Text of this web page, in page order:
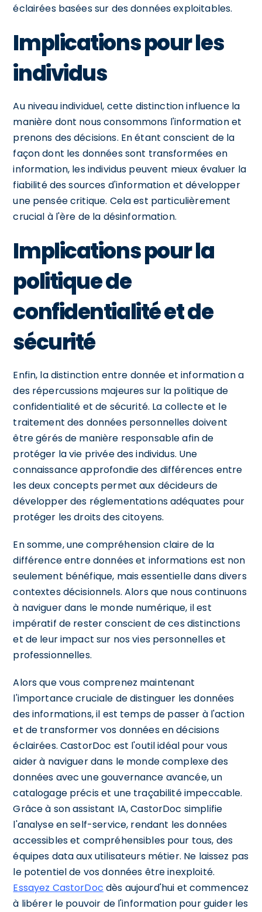
éclairées basées sur des données exploitables.
Implications pour les
individus
Au niveau individuel, cette distinction influence la
manière dont nous consommons l'information et
prenons des décisions. En étant conscient de la
façon dont les données sont transformées en
information, les individus peuvent mieux évaluer la
fiabilité des sources d'information et développer
une pensée critique. Cela est particulièrement
crucial à l'ère de la désinformation.
Implications pour la
politique de
confidentialité et de
sécurité
Enfin, la distinction entre donnée et information a
des répercussions majeures sur la politique de
confidentialité et de sécurité. La collecte et le
traitement des données personnelles doivent
être gérés de manière responsable afin de
protéger la vie privée des individus. Une
connaissance approfondie des différences entre
les deux concepts permet aux décideurs de
développer des réglementations adéquates pour
protéger les droits des citoyens.
En somme, une compréhension claire de la
différence entre données et informations est non
seulement bénéfique, mais essentielle dans divers
contextes décisionnels. Alors que nous continuons
à naviguer dans le monde numérique, il est
impératif de rester conscient de ces distinctions
et de leur impact sur nos vies personnelles et
professionnelles.
Alors que vous comprenez maintenant
l'importance cruciale de distinguer les données
des informations, il est temps de passer à l'action
et de transformer vos données en décisions
éclairées. CastorDoc est l'outil idéal pour vous
aider à naviguer dans le monde complexe des
données avec une gouvernance avancée, un
catalogage précis et une traçabilité impeccable.
Grâce à son assistant IA, CastorDoc simplifie
l'analyse en self-service, rendant les données
accessibles et compréhensibles pour tous, des
équipes data aux utilisateurs métier. Ne laissez pas
le potentiel de vos données être inexploité.
Essayez CastorDoc dès aujourd'hui et commencez
à libérer le pouvoir de l'information pour guider les